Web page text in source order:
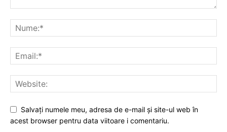
Salvați numele meu, adresa de e-mail și site-ul web în
acest browser pentru data viitoare i comentariu.